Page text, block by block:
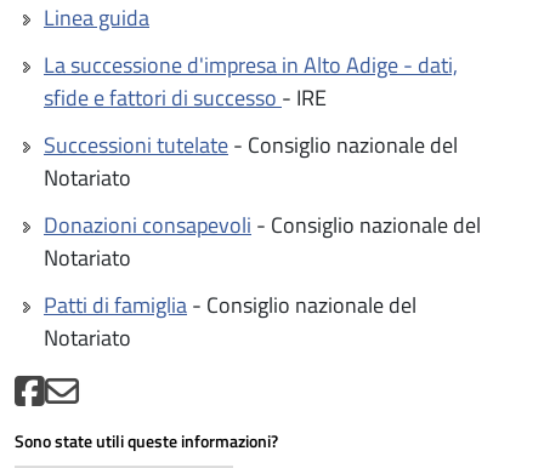
Linea guida
La successione d'impresa in Alto Adige - dati,
sfide e fattori di successo- IRE
Successioni tutelate- Consiglio nazionale del
Notariato
Donazioni consapevoli- Consiglio nazionale del
Notariato
Patti di famiglia- Consiglio nazionale del
Notariato
Sono state utili queste informazioni?